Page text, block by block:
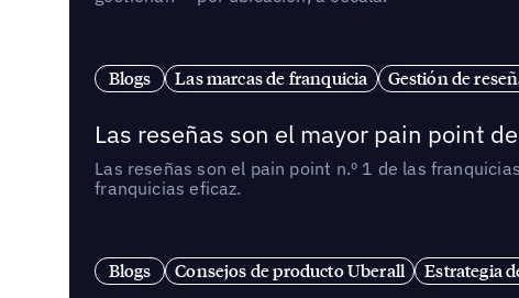
Blogs Las marcas de franquicia Gestión de
Las reseñas son el mayor pain point
Las reseñas son el pain point n.º 1 de las
franquicias eficaz.
Blogs Consejos de producto Uberall Estrategia